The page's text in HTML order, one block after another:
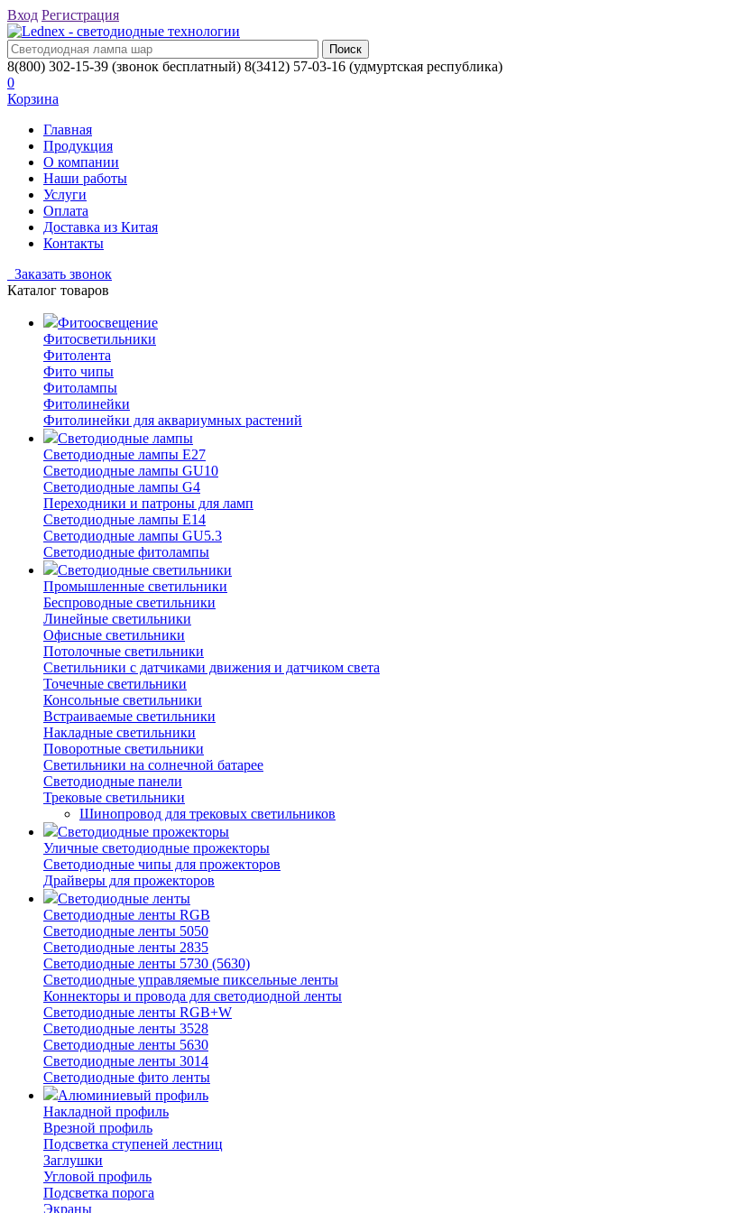
Вход Регистрация
8(800) 302-15-39 (звонок бесплатный) 8(3412) 57-03-16 (удмуртская республика)
0
Корзина
Главная
Продукция
О компании
Наши работы
Услуги
Оплата
Доставка из Китая
Контакты
Заказать звонок
Каталог товаров
Фитоосвещение
Фитосветильники
Фитолента
Фито чипы
Фитолампы
Фитолинейки
Фитолинейки для аквариумных растений
Светодиодные лампы
Светодиодные лампы E27
Светодиодные лампы GU10
Светодиодные лампы G4
Переходники и патроны для ламп
Светодиодные лампы E14
Светодиодные лампы GU5.3
Светодиодные фитолампы
Светодиодные светильники
Промышленные светильники
Беспроводные светильники
Линейные светильники
Офисные светильники
Потолочные светильники
Светильники с датчиками движения и датчиком света
Точечные светильники
Консольные светильники
Встраиваемые светильники
Накладные светильники
Поворотные светильники
Светильники на солнечной батарее
Светодиодные панели
Трековые светильники
Шинопровод для трековых светильников
Светодиодные прожекторы
Уличные светодиодные прожекторы
Светодиодные чипы для прожекторов
Драйверы для прожекторов
Светодиодные ленты
Светодиодные ленты RGB
Светодиодные ленты 5050
Светодиодные ленты 2835
Светодиодные ленты 5730 (5630)
Светодиодные управляемые пиксельные ленты
Коннекторы и провода для светодиодной ленты
Светодиодные ленты RGB+W
Светодиодные ленты 3528
Светодиодные ленты 5630
Светодиодные ленты 3014
Светодиодные фито ленты
Алюминиевый профиль
Накладной профиль
Врезной профиль
Подсветка ступеней лестниц
Заглушки
Угловой профиль
Подсветка порога
Экраны